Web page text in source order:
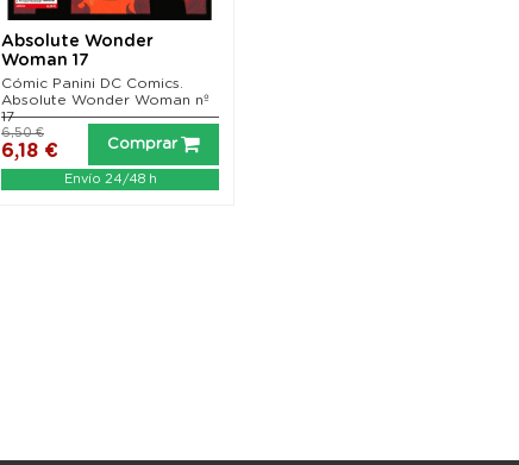
Absolute Wonder
Woman 17
Cómic Panini DC Comics.
Absolute Wonder Woman nº
17
6,18 €
6,50 €
Comprar
Envío 24/48 h